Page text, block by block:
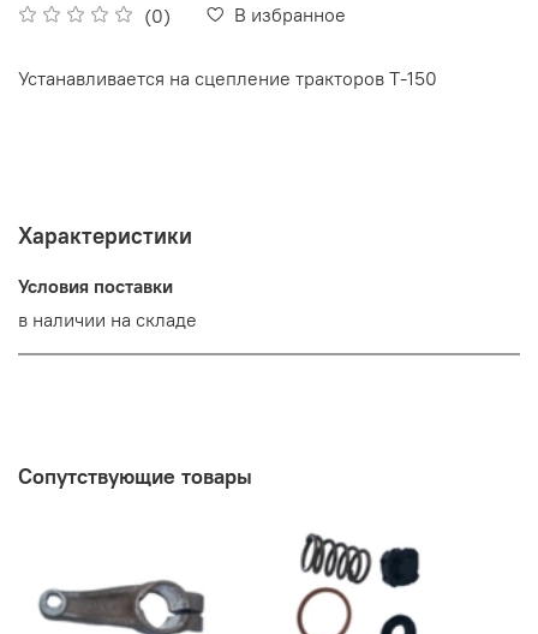
(0) В избранное
Устанавливается на сцепление тракторов Т-150
Характеристики
Условия поставки
в наличии на складе
Сопутствующие товары